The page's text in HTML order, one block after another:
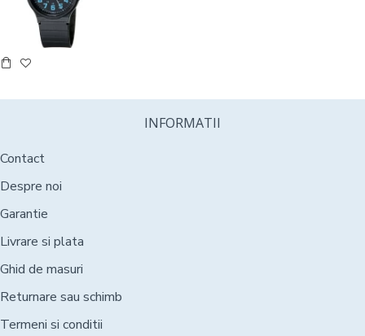
INFORMATII
Contact
Despre noi
Garantie
Livrare si plata
Ghid de masuri
Returnare sau schimb
Termeni si conditii